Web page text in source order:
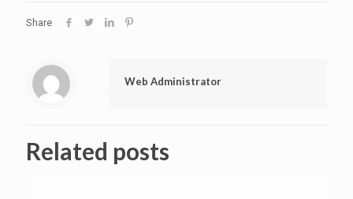
Share
Web Administrator
Related posts